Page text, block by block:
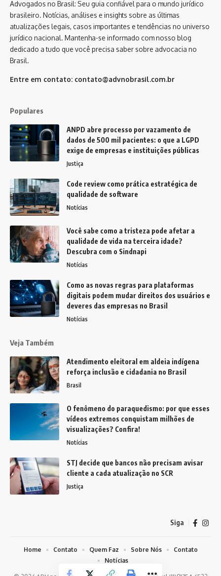
Advogados no Brasil: Seu guia confiável para o mundo jurídico
brasileiro. Notícias, análises e insights sobre as últimas
atualizações legais, casos importantes e tendências no universo
jurídico nacional. Mantenha-se informado com nosso blog
dedicado a tudo que você precisa saber sobre advocacia no
Brasil.
Entre em contato: contato@advnobrasil.com.br
Populares
ANPD abre processo por vazamento de
dados de 500 mil pacientes: o que a LGPD
exige de empresas e instituições públicas
Justiça
Code review como prática estratégica de
qualidade de software
Notícias
Você sabe como a tristeza pode afetar a
qualidade de vida na terceira idade?
Descubra com o Sindnapi
Notícias
Como as novas regras para plataformas
digitais podem mudar direitos dos usuários e
deveres das empresas no Brasil
Notícias
Veja Também
Atendimento eleitoral em aldeia indígena
reforça inclusão e cidadania no Brasil
Brasil
O fenômeno do paraquedismo: por que esses
vídeos extremos conquistam milhões de
visualizações? Confira!
Notícias
STJ decide que bancos não precisam avisar
cliente a cada atualização no SCR
Justiça
Siga
Home Contato Quem Faz Sobre Nós
Contato
Notícias